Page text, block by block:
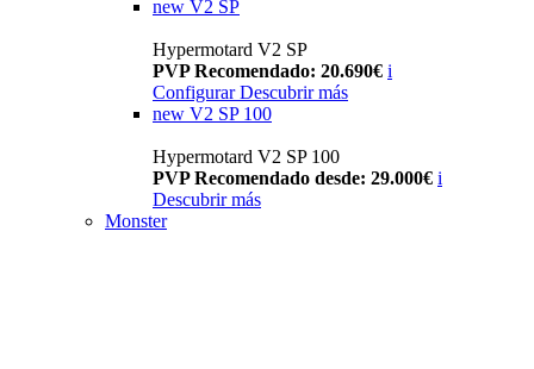
new V2 SP
Hypermotard V2 SP
PVP Recomendado: 20.690€ i
Configurar Descubrir más
new V2 SP 100
Hypermotard V2 SP 100
PVP Recomendado desde: 29.000€ i
Descubrir más
Monster